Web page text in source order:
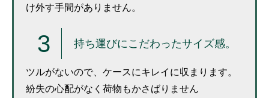
け外す手間がありません。
持ち運びにこだわったサイズ感。
ツルがないので、ケースにキレイに収まります。
紛失の心配がなく荷物もかさばりません